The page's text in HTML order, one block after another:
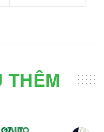
THÊM